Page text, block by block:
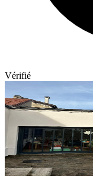
Vérifié